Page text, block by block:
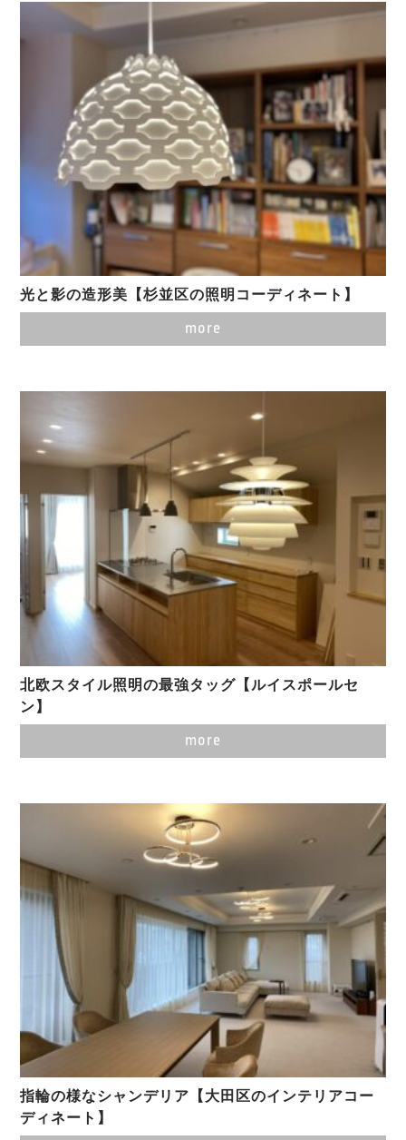
光と影の造形美【杉並区の照明コーディネート】
more
北欧スタイル照明の最強タッグ【ルイスポールセ
ン】
more
指輪の様なシャンデリア【大田区のインテリアコー
ディネート】